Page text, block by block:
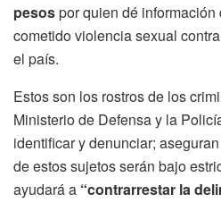
pesospor quien dé
cometido violencia sexual
el país.
Estos son los rostros de los
Ministerio de Defensa y la
identificar y denunciar;
de estos sujetos serán bajo
ayudará a “contrarrestar la